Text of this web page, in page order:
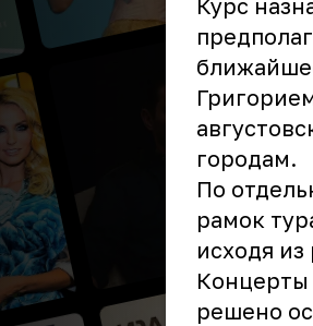
городам.
По
рамок
исходя
Концерты
решено